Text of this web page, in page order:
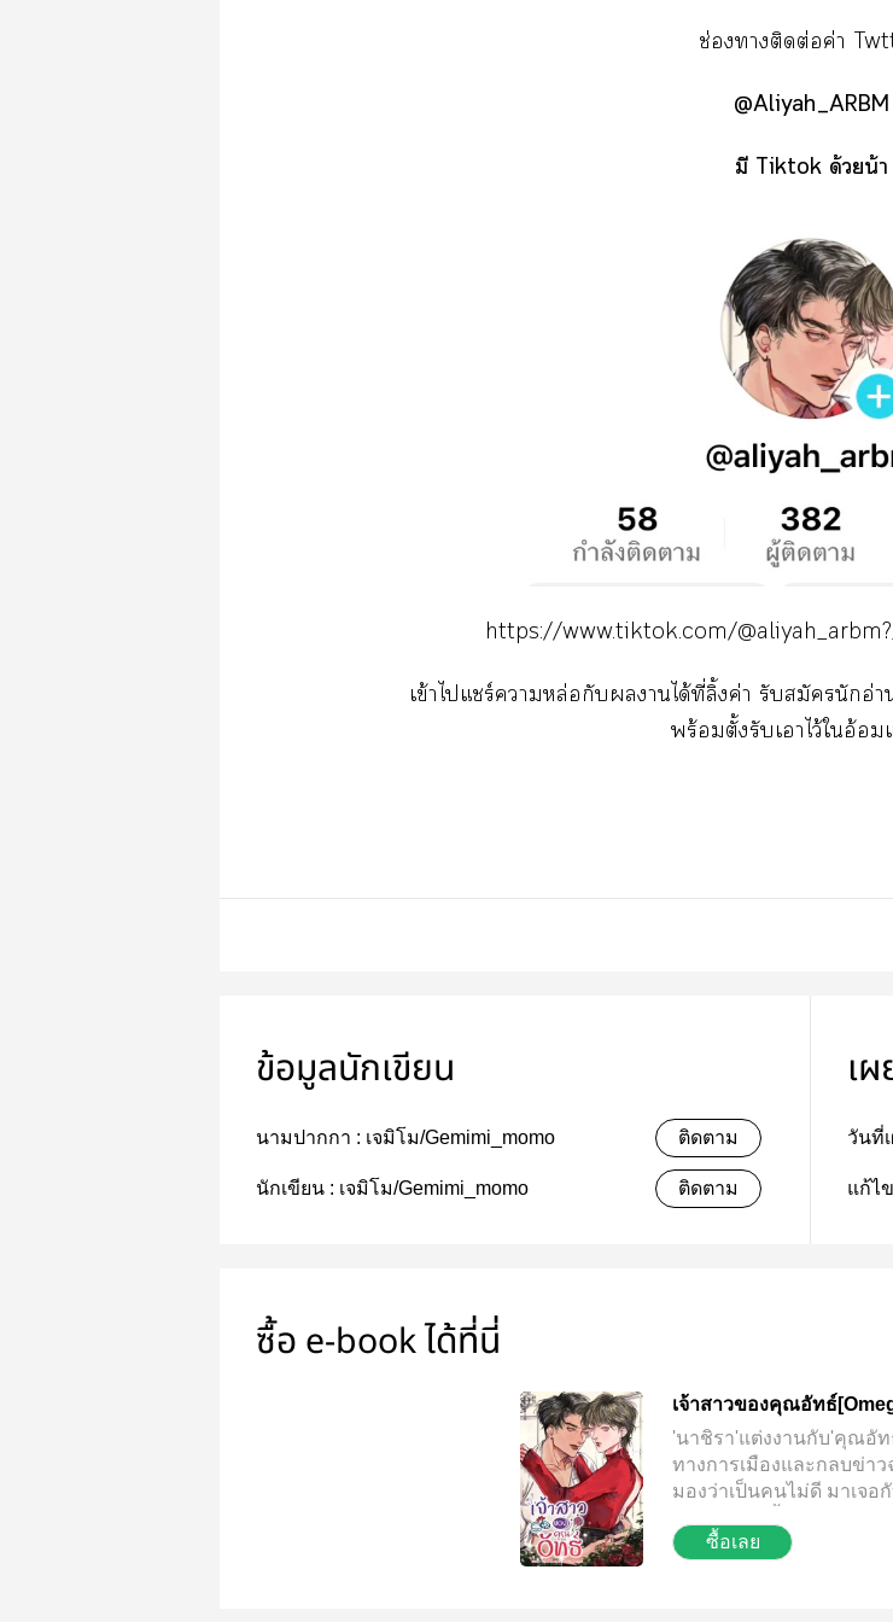
ช่องาติดต่อค่า
@Aliyah_ARBM
มี Tiktok ด้วยน้า
https://www.tiktok.com/
เข้าไแชร์าหล่อกับานได้ที่ลิ้งค่า รับสมัครนักอ่
พร้อมตั้งรับเาไว้ใอ้อม
ข้อมูลนักเขียน
นามปากกา : เจมิโม/Gemimi_momo ติดตาม
นักเขียน : เจมิโม/Gemimi_momo ติดตาม
เ
วันที่
แก้ไ
ซื้อ e-book ได้ที่นี่
เจ้าสาวของคุณอัทธ์
'นาชิรา'แต่งงานกับ'คุณอัท
ทางการเมืองและกลบข่า
มองว่าเป็นคนไม่ดี มาเจอ
ไหม จะได้จัดการถูก"
ซื้อเลย